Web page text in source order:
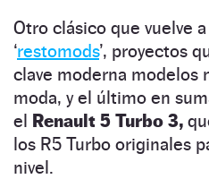
Otro clásico que vuelve
‘restomods’, proyectos
clave moderna modelos
moda, y el último en
el Renault 5 Turbo 3,
los R5 Turbo originales
nivel.